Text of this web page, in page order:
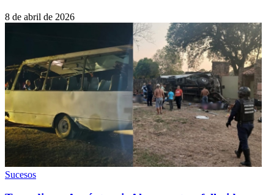
8 de abril de 2026
Sucesos